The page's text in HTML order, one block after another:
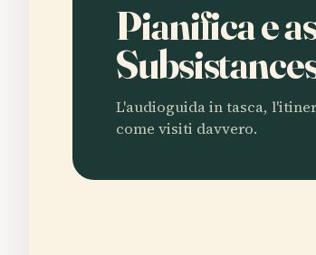
Pianifica e
L'audioguida in tasca,
come visiti davvero.